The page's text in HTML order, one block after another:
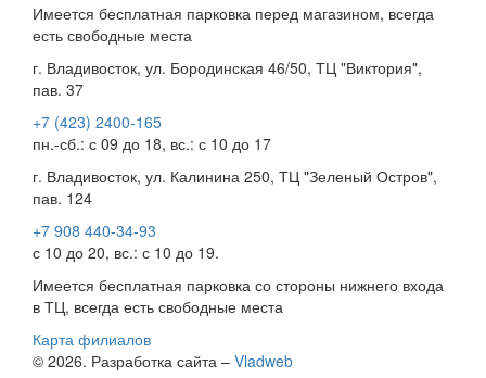
Имеется бесплатная парковка перед магазином, всегда
есть свободные места
г. Владивосток, ул. Бородинская 46/50, ТЦ "Виктория",
пав. 37
+7 (423) 2400-165
пн.-сб.: с 09 до 18, вс.: с 10 до 17
г. Владивосток, ул. Калинина 250, ТЦ "Зеленый Остров",
пав. 124
+7 908 440-34-93
с 10 до 20, вс.: с 10 до 19.
Имеется бесплатная парковка со стороны нижнего входа
в ТЦ, всегда есть свободные места
Карта филиалов
© 2026. Разработка сайта – Vladweb